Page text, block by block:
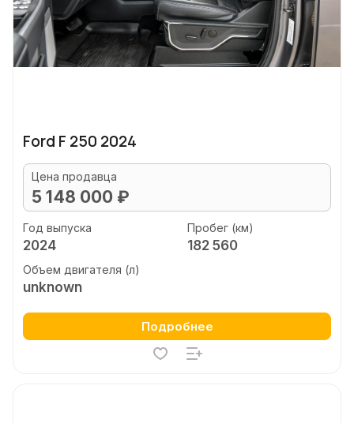
Ford F 250 2024
Цена продавца
5 148 000 ₽
Год выпуска
2024
Пробег (км)
182 560
Объем двигателя (л)
unknown
Подробнее